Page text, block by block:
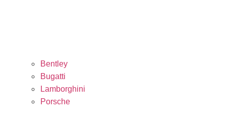
Bentley
Bugatti
Lamborghini
Porsche